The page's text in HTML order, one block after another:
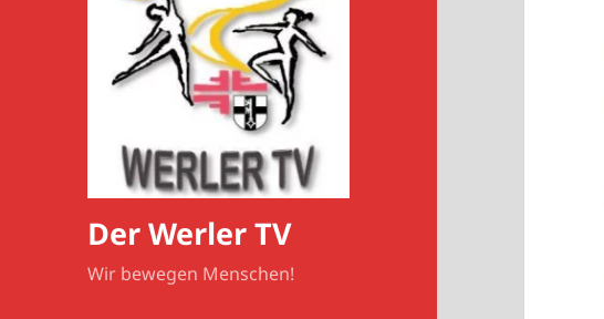
Der Werler TV
Wir bewegen Menschen!